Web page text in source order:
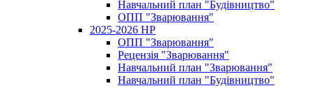
Навчальний план "Будівництво"
ОПП "Зварювання"
2025-2026 НР
ОПП "Зварювання"
Рецензія "Зварювання"
Навчальний план "Зварювання"
Навчальний план "Будівництво"